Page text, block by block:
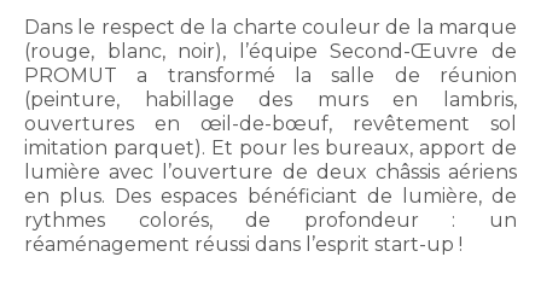
Dans le respect de la charte couleur de la marque
(rouge, blanc, noir), l’équipe Second-Œuvre de
PROMUT a transformé la salle de réunion
(peinture, habillage des murs en lambris,
ouvertures en œil-de-bœuf, revêtement sol
imitation parquet). Et pour les bureaux, apport de
lumière avec l’ouverture de deux châssis aériens
en plus. Des espaces bénéficiant de lumière, de
rythmes colorés, de profondeur : un
réaménagement réussi dans l’esprit start-up !